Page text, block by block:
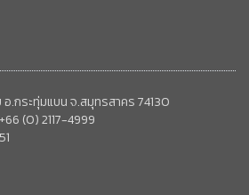
.กระทุ่มแบน จ.สมุทรสาคร 74130
(0) 2117-4999